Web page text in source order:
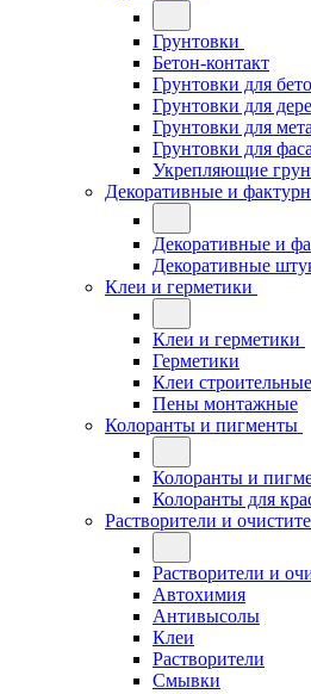
Грунтовки
Бетон-контакт
Грунтовки для
Грунтовки для
Грунтовки для
Грунтовки для
Укрепляющие
Декоративные и
Декоративные и
Декоративные
Клеи и герметики
Клеи и герметики
Герметики
Клеи строительные
Пены монтажные
Колоранты и пигменты
Колоранты и
Колоранты для
Растворители и
Растворители и
Автохимия
Антивысолы
Клеи
Растворители
Смывки